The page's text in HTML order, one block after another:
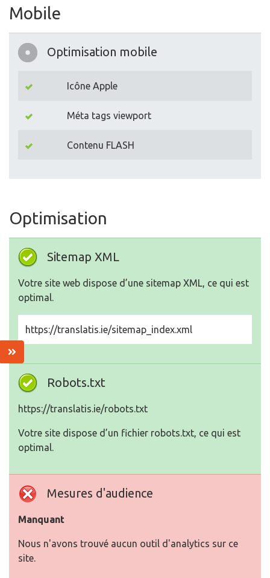
Mobile
Optimisation mobile
Icône Apple
Méta tags viewport
Contenu FLASH
Optimisation
Sitemap XML
Votre site web dispose d’une sitemap XML, ce qui est
optimal.
https://translatis.ie/sitemap_index.xml
Robots.txt
https://translatis.ie/robots.txt
Votre site dispose d’un fichier robots.txt, ce qui est
optimal.
Mesures d'audience
Manquant
Nous n'avons trouvé aucun outil d'analytics sur ce
site.